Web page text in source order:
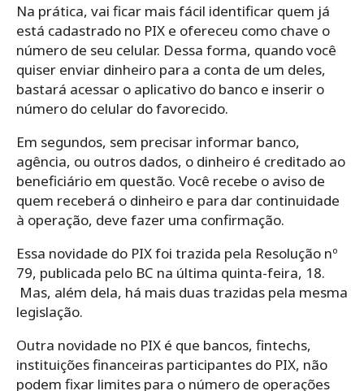
Na prática, vai ficar mais fácil identificar quem já
está cadastrado no PIX e ofereceu como chave o
número de seu celular. Dessa forma, quando você
quiser enviar dinheiro para a conta de um deles,
bastará acessar o aplicativo do banco e inserir o
número do celular do favorecido.
Em segundos, sem precisar informar banco,
agência, ou outros dados, o dinheiro é creditado ao
beneficiário em questão. Você recebe o aviso de
quem receberá o dinheiro e para dar continuidade
à operação, deve fazer uma confirmação.
Essa novidade do PIX foi trazida pela Resolução nº
79, publicada pelo BC na última quinta-feira, 18.
Mas, além dela, há mais duas trazidas pela mesma
legislação.
Outra novidade no PIX é que bancos, fintechs,
instituições financeiras participantes do PIX, não
podem fixar limites para o número de operações